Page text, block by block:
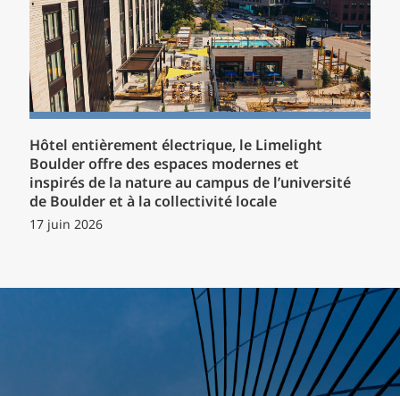
Hôtel entièrement électrique, le Limelight
Boulder offre des espaces modernes et
inspirés de la nature au campus de l’université
de Boulder et à la collectivité locale
17 juin 2026